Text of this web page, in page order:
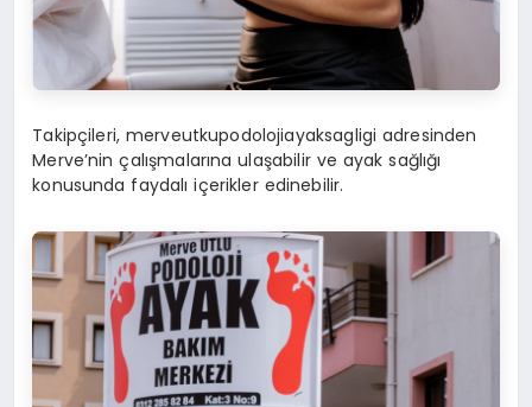
Takipçileri, merveutkupodolojiayaksagligi adresinden
Merve’nin çalışmalarına ulaşabilir ve ayak sağlığı
konusunda faydalı içerikler edinebilir.